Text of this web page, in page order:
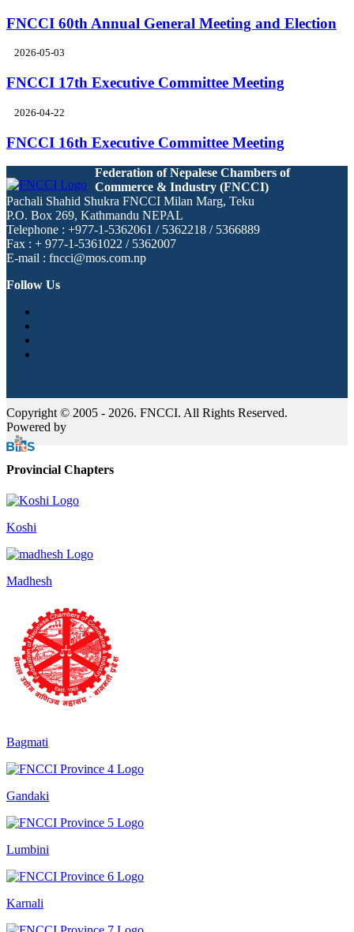
FNCCI 60th Annual General Meeting and Election
2026-05-03
FNCCI 17th Executive Committee Meeting
2026-04-22
FNCCI 16th Executive Committee Meeting
Federation of Nepalese Chambers of
Commerce & Industry (FNCCI)
Pachali Shahid Shukra FNCCI Milan Marg, Teku
P.O. Box 269, Kathmandu NEPAL
Telephone : +977-1-5362061 / 5362218 / 5366889
Fax : + 977-1-5361022 / 5362007
E-mail : fncci@mos.com.np
Follow Us
Copyright © 2005 - 2026. FNCCI. All Rights Reserved.
Powered by
Provincial Chapters
Koshi
Madhesh
Bagmati
Gandaki
Lumbini
Karnali